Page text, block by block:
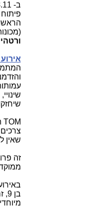
ב- 16-18.11 יפגשו כ-
אירוע
TOM
שאין
זה